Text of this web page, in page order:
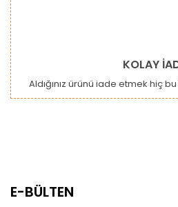
KOLAY
Aldığınız ürünü iade etmek hiç
E-BÜLTEN